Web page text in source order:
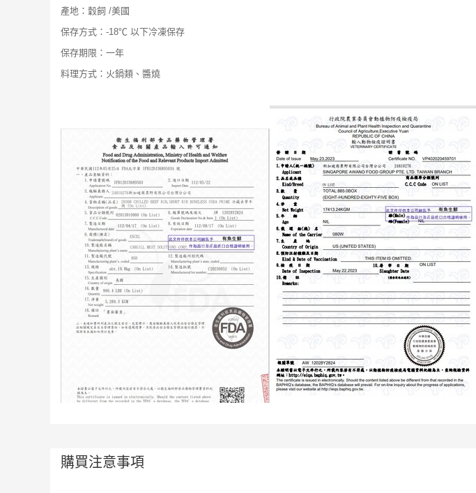
產地：穀飼 /美國
保存方式：-18℃ 以下冷凍保存
保存期限：一年
料理方式：火鍋類、醬燒
購買注意事項